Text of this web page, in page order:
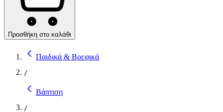
Προσθήκη στο καλάθι
Παιδικά & Βρεφικά
/
Βάπτιση
/